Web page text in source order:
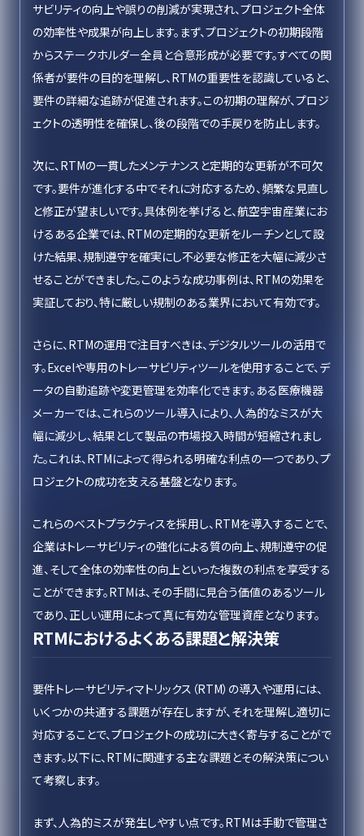
サビリティの向上や誤りの削減が実現され、プロジェクト全体
の効率性や成果が向上します。まず、プロジェクトの初期段階
からステークホルダー全員と合意形成が必要です。すべての関
係者が要件の目的を理解し、RTMの重要性を認識していると、
要件の詳細な追跡が促進されます。この初期の理解が、プロジ
ェクトの透明性を確保し、後の段階での手戻りを防止します。
次に、RTMの一貫したメンテナンスと定期的な更新が不可欠
です。要件が進化する中でそれに対応するため、頻繁な見直し
と修正が望ましいです。具体例を挙げると、航空宇宙産業にお
けるある企業では、RTMの定期的な更新をルーチンとして設
けた結果、規制遵守を確実にし不必要な修正を大幅に減少さ
せることができました。このような成功事例は、RTMの効果を
実証しており、特に厳しい規制のある業界において有効です。
さらに、RTMの運用で注目すべきは、デジタルツールの活用で
す。Excelや専用のトレーサビリティツールを使用することで、デ
ータの自動追跡や変更管理を効率化できます。ある医療機器
メーカーでは、これらのツール導入により、人為的なミスが大
幅に減少し、結果として製品の市場投入時間が短縮されまし
た。これは、RTMによって得られる明確な利点の一つであり、プ
ロジェクトの成功を支える基盤となります。
これらのベストプラクティスを採用し、RTMを導入することで、
企業はトレーサビリティの強化による質の向上、規制遵守の促
進、そして全体の効率性の向上といった複数の利点を享受する
ことができます。RTMは、その手間に見合う価値のあるツール
であり、正しい運用によって真に有効な管理資産となります。
RTMにおけるよくある課題と解決策
要件トレーサビリティマトリックス（RTM）の導入や運用には、
いくつかの共通する課題が存在しますが、それを理解し適切に
対応することで、プロジェクトの成功に大きく寄与することがで
きます。以下に、RTMに関連する主な課題とその解決策につい
て考察します。
まず、人為的ミスが発生しやすい点です。RTMは手動で管理さ